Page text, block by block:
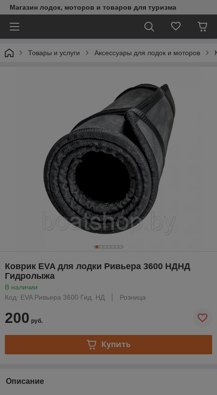
Магазин лодок, моторов и товаров для туризма
Товары и услуги Аксессуары для лодок и моторов
Коврик EVA для лодки Ривьера 3600 НДНД
Гидролыжа
В наличии
Код: EVA Ривьера 3600 Гид. НД
Розница
200 руб.
Купить
Описание